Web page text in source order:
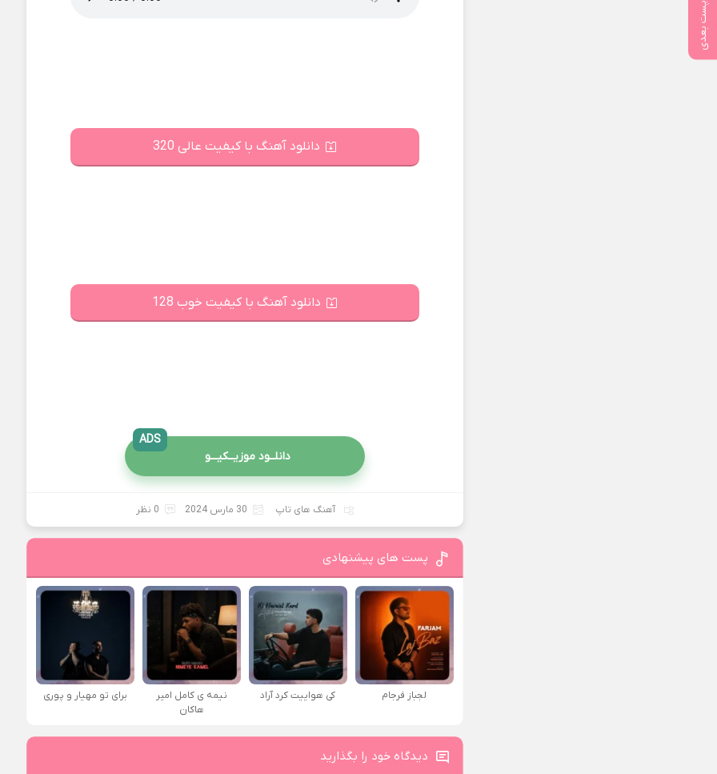
پست بعدی
دانلود آهنگ با کیفیت عالی 320
دانلود آهنگ با کیفیت خوب 128
دانلــود موزیــکیـــو
ADS
آهنگ های تاپ 30 مارس 2024 0 نظر
پست های پیشنهادی
لجباز فرجام کی هواییت کرد آراد
نیمه ی کامل امیر
هاکان
برای تو مهیار و پوری
دیدگاه خود را بگذارید